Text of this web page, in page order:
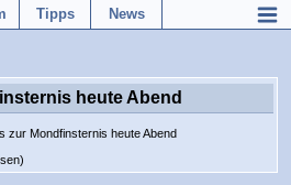
Tipps News
heute Abend
zur Mondfinsternis heute Abend